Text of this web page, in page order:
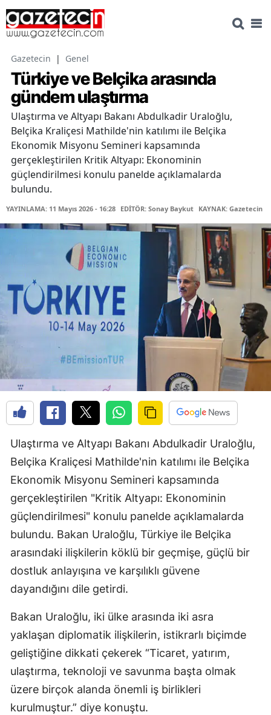
Gazetecin | Genel
Türkiye ve Belçika arasında
gündem ulaştırma
Ulaştırma ve Altyapı Bakanı Abdulkadir Uraloğlu,
Belçika Kraliçesi Mathilde'nin katılımı ile Belçika
Ekonomik Misyonu Semineri kapsamında
gerçekleştirilen Kritik Altyapı: Ekonominin
güçlendirilmesi konulu panelde açıklamalarda
bulundu.
YAYINLAMA: 11 Mayıs 2026 - 16:28 EDİTÖR: Sonay Baykut KAYNAK: Gazetecin
Ulaştırma ve Altyapı Bakanı Abdulkadir Uraloğlu,
Belçika Kraliçesi Mathilde'nin katılımı ile Belçika
Ekonomik Misyonu Semineri kapsamında
gerçekleştirilen "Kritik Altyapı: Ekonominin
güçlendirilmesi" konulu panelde açıklamalarda
bulundu. Bakan Uraloğlu, Türkiye ile Belçika
arasındaki ilişkilerin köklü bir geçmişe, güçlü bir
dostluk anlayışına ve karşılıklı güvene
dayandığını dile getirdi.
Bakan Uraloğlu, iki ülke arasında iki asra
yaklaşan diplomatik ilişkilerin, istikrarlı biçimde
geliştiğine dikkati çekerek “Ticaret, yatırım,
ulaştırma, teknoloji ve savunma başta olmak
üzere birçok alanda önemli iş birlikleri
kurulmuştur.” diye konuştu.